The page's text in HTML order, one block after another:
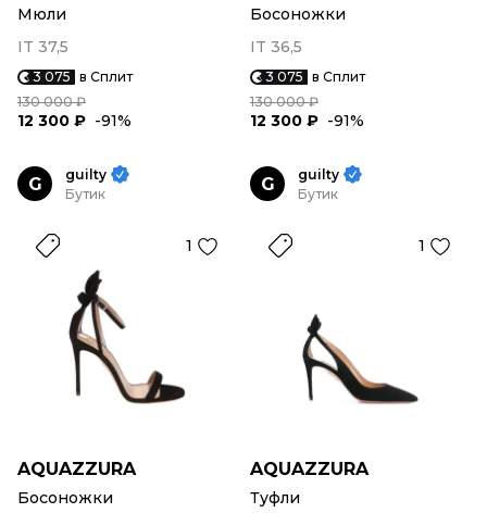
Мюли
IT 37,5
3 075 в Сплит
130 000 ₽
12 300 ₽ -91%
Босоножки
IT 36,5
3 075 в Сплит
130 000 ₽
12 300 ₽ -91%
G
guilty
Бутик
1
AQUAZZURA
Босоножки
G
guilty
Бутик
1
AQUAZZURA
Туфли